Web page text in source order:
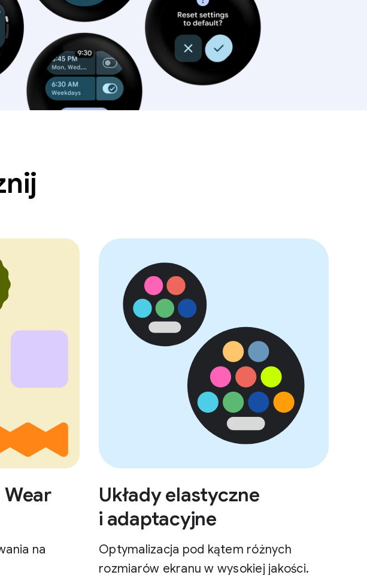
na
Układy elastyczne
i adaptacyjne
Optymalizacja pod kątem różnych
rozmiarów ekranu w wysokiej jakości.